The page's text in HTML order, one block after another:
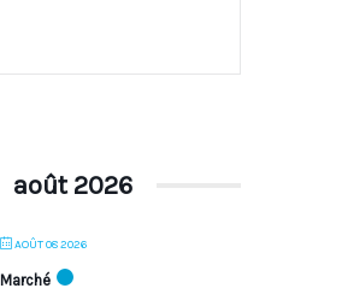
août 2026
AOÛT 08 2026
Marché